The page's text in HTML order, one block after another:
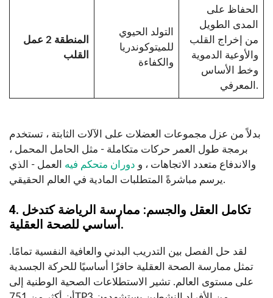
المنطقة 2 عمل
القلب
التولد الحيوي
للميتوكوندريا
والكفاءة
الحفاظ على
المدى الطويل
من إخراج القلب
والأوعية الدموية
وخط الأساس
المعرفي.
بدلاً من عزل مجموعات العضلات على الآلات الثابتة ، تستخدم
برمجة طول العمر حركات متكاملة - مثل الحامل المحمل ،
والاندفاع متعدد الاتجاهات ، و دوران متحكم فيه العمل - الذي
يرسم مباشرةً المتطلبات المادية في العالم الحقيقي.
4. تكامل العقل والجسم: ممارسة الرياضة كتدخل
أساسي للصحة العقلية.
لقد حل الفصل بين التدريب البدني والعافية النفسية تمامًا.
تمثل ممارسة الصحة العقلية حافزًا أساسيًا للحركة الجسدية
على مستوى العالم. تشير الاستطلاعات الصحية الوطنية إلى